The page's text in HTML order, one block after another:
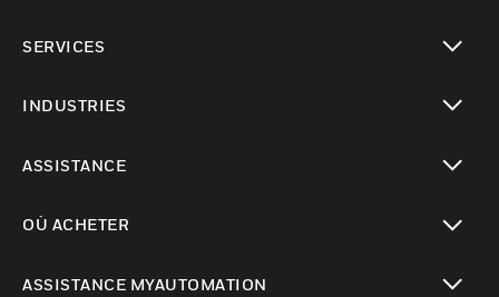
SERVICES
INDUSTRIES
ASSISTANCE
OÙ ACHETER
ASSISTANCE MYAUTOMATION